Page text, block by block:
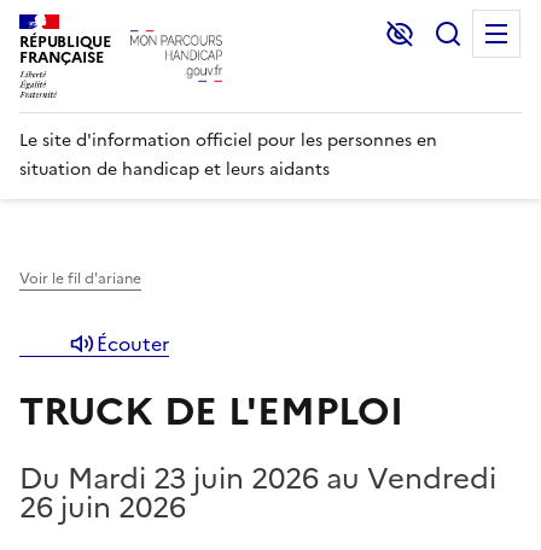
RÉPUBLIQUE
FRANÇAISE
Lecture et
Le site d'information officiel pour les personnes en
situation de handicap et leurs aidants
Voir le fil d'ariane
Écouter
TRUCK DE L'EMPLOI
Du Mardi 23 juin 2026 au Vendredi
26 juin 2026